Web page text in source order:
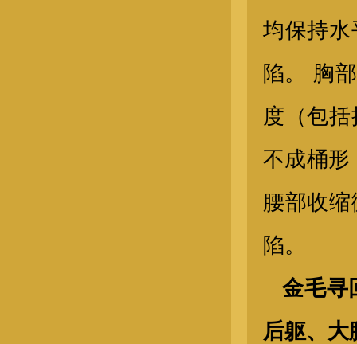
均保持
陷。 胸
度（包
不成桶形
腰部收
陷。
金毛寻
后躯、